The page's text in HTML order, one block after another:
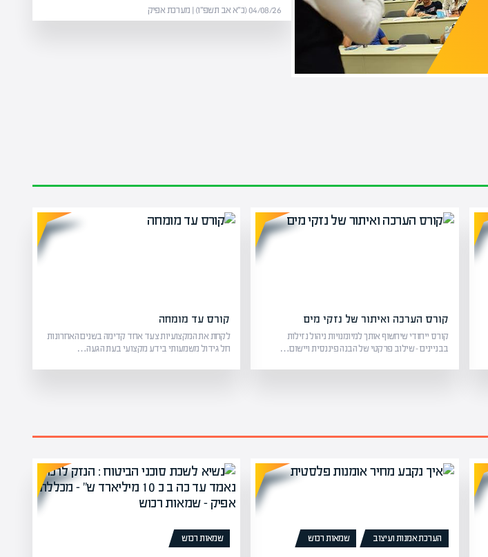
04/08/26 (כ״א אב תשפ״ו) | מערכת אפיק
קורס הערכה ואיתור של נזקי מים
קורס ייחודי שיחשוף אותך למיומנויות ניהול נזילות
בבניינים – שילוב פרקטי של הבנה פיננסית ויישום…
קורס עד מומחה
לקחת את המקצועיות צעד אחד קדימה בשנים האחרונות
חל גידול משמעותי בידע מקצועי בעת הגעה…
הערכת אמנות ועיצוב שמאות רכוש שמאות רכוש